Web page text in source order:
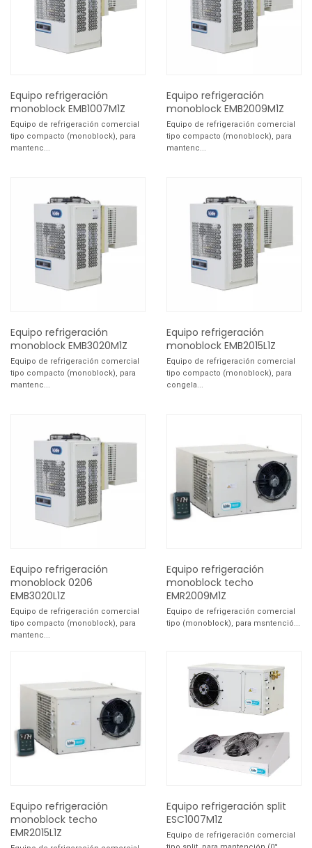
Equipo refrigeración
monoblock EMB1007M1Z
Equipo de refrigeración comercial
tipo compacto (monoblock), para
mantenc...
Equipo refrigeración
monoblock EMB2009M1Z
Equipo de refrigeración comercial
tipo compacto (monoblock), para
mantenc...
Equipo refrigeración
monoblock EMB3020M1Z
Equipo de refrigeración comercial
tipo compacto (monoblock), para
mantenc...
Equipo refrigeración
monoblock EMB2015L1Z
Equipo de refrigeración comercial
tipo compacto (monoblock), para
congela...
Equipo refrigeración
monoblock 0206
EMB3020L1Z
Equipo de refrigeración comercial
tipo compacto (monoblock), para
mantenc...
Equipo refrigeración
monoblock techo
EMR2009M1Z
Equipo de refrigeración comercial
tipo (monoblock), para msntenció...
Equipo refrigeración
monoblock techo
EMR2015L1Z
Equipo refrigeración split
ESC1007M1Z
Equipo de refrigeración comercial